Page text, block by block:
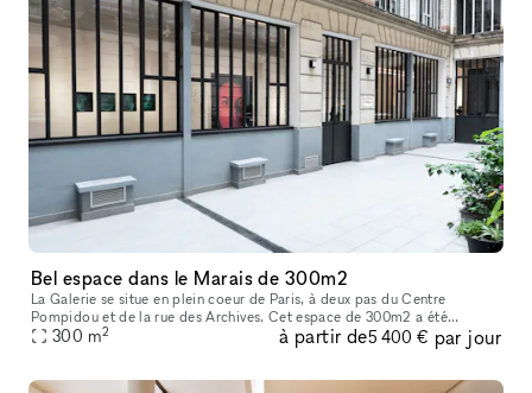
Bel espace dans le Marais de 300m2
La Galerie se situe en plein coeur de Paris, à deux pas du Centre
Pompidou et de la rue des Archives. Cet espace de 300m2 a été
entièrement rénové en 2022 afin d’acceuillir un nouvel espace d’exposit
300 m2 à partir de5 400 € par jour